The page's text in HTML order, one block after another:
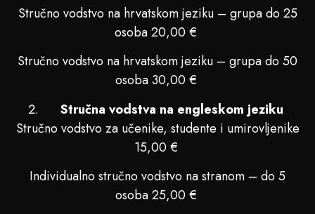
Stručno vodstvo na hrvatskom jeziku – grupa do 25
osoba 20,00 €
Stručno vodstvo na hrvatskom jeziku – grupa do 50
osoba 30,00 €
Stručna vodstva na engleskom jeziku
Stručno vodstvo za učenike, studente i umirovljenike
15,00 €
Individualno stručno vodstvo na stranom – do 5
osoba 25,00 €